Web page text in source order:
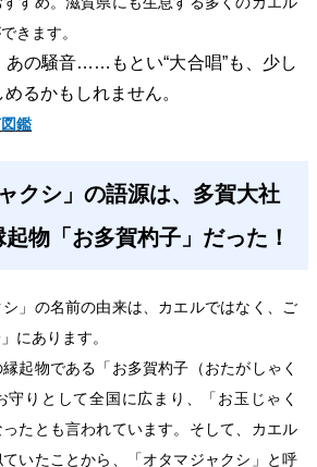
きます。
あの騒音……もとい“大合唱”も、少し
るかもしれません。
鑑
クシ」の語源は、多賀大社
起物「お多賀杓子」だった！
」の名前の由来は、カエルではなく、ご
にあります。
起物である「お多賀杓子（おたがしゃく
守りとして全国に広まり、「お玉じゃく
たとも言われています。そして、カエル
いたことから、「オタマジャクシ」と呼